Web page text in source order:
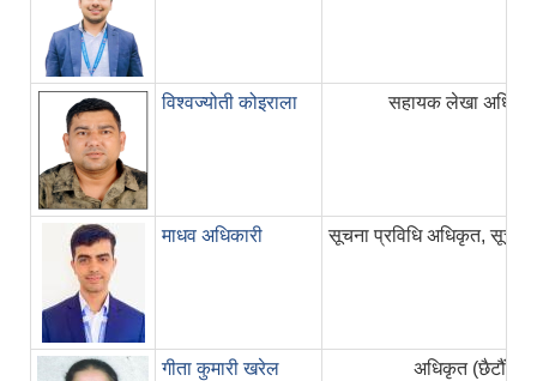
विश्वज्योती कोइराला सहायक लेखा अधिकृत
माधव अधिकारी सूचना प्रविधि अधिकृत, सूचना
गीता कुमारी खरेल अधिकृत (छैटौं)